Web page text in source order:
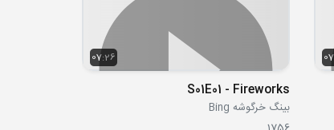
07:26
S01E01 - Fireworks
بینگ خرگوشه Bing